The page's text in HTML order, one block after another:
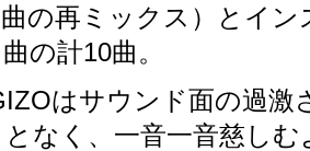
の再ミックス）とイ
の計10曲。
はサウンド面の過激
なく、一音一音慈し